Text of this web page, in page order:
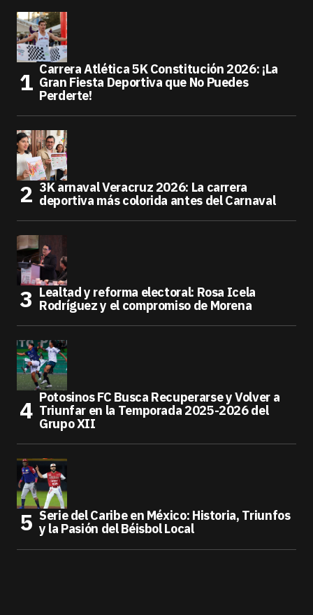
Carrera Atlética 5K Constitución 2026: ¡La
Gran Fiesta Deportiva que No Puedes
Perderte!
3K arnaval Veracruz 2026: La carrera
deportiva más colorida antes del Carnaval
Lealtad y reforma electoral: Rosa Icela
Rodríguez y el compromiso de Morena
Potosinos FC Busca Recuperarse y Volver a
Triunfar en la Temporada 2025-2026 del
Grupo XII
Serie del Caribe en México: Historia, Triunfos
y la Pasión del Béisbol Local